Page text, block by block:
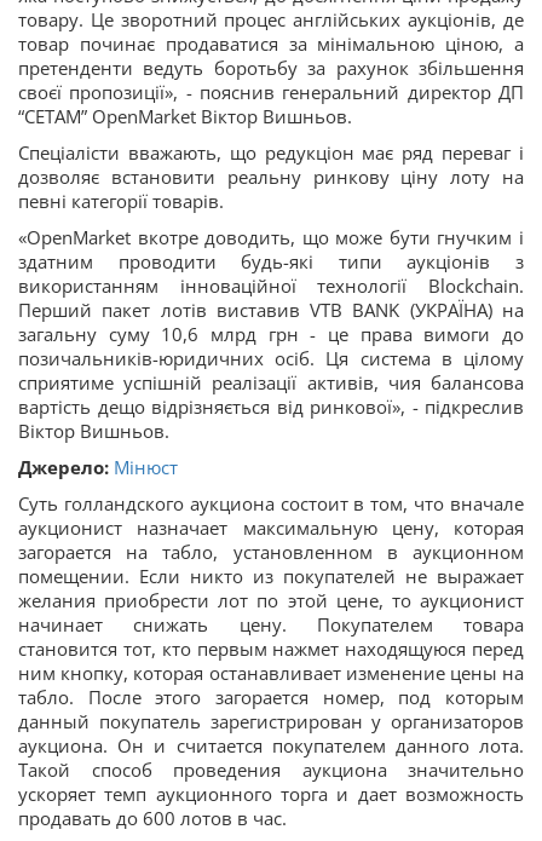
товару. Це зворотний процес англійських аукціонів, де
товар починає продаватися за мінімальною ціною, а
претенденти ведуть боротьбу за рахунок збільшення
своєї пропозиції», - пояснив генеральний директор ДП
“СЕТАМ” OpenMarket Віктор Вишньов.
Спеціалісти вважають, що редукціон має ряд переваг і
дозволяє встановити реальну ринкову ціну лоту на
певні категорії товарів.
«OpenMarket вкотре доводить, що може бути гнучким і
здатним проводити будь-які типи аукціонів з
використанням інноваційної технології Blockchain.
Перший пакет лотів виставив VTB BANK (УКРАЇНА) на
загальну суму 10,6 млрд грн - це права вимоги до
позичальників-юридичних осіб. Ця система в цілому
сприятиме успішній реалізації активів, чия балансова
вартість дещо відрізняється від ринкової», - підкреслив
Віктор Вишньов.
Джерело: Мінюст
Суть голландского аукциона состоит в том, что вначале
аукционист назначает максимальную цену, которая
загорается на табло, установленном в аукционном
помещении. Если никто из покупателей не выражает
желания приобрести лот по этой цене, то аукционист
начинает снижать цену. Покупателем товара
становится тот, кто первым нажмет находящуюся перед
ним кнопку, которая останавливает изменение цены на
табло. После этого загорается номер, под которым
данный покупатель зарегистрирован у организаторов
аукциона. Он и считается покупателем данного лота.
Такой способ проведения аукциона значительно
ускоряет темп аукционного торга и дает возможность
продавать до 600 лотов в час.